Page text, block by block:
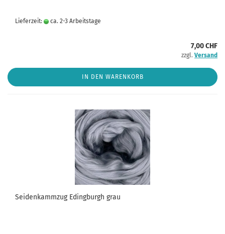
Lieferzeit: ca. 2-3 Arbeitstage
7,00 CHF
zzgl. Versand
IN DEN WARENKORB
Seidenkammzug Edingburgh grau